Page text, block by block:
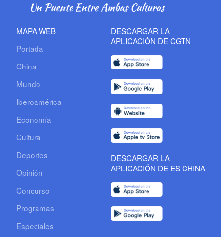
MAPA WEB
Portada
China
Mundo
Iberoamérica
Economía
Cultura
Deportes
Opinión
Concurso
Programas
Especiales
DESCARGAR LA
APLICACIÓN DE CGTN
DESCARGAR LA
APLICACIÓN DE ES CHINA